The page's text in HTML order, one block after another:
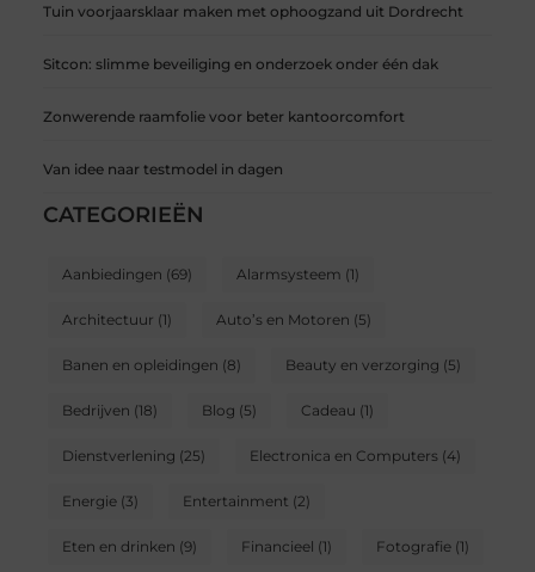
Tuin voorjaarsklaar maken met ophoogzand uit Dordrecht
Sitcon: slimme beveiliging en onderzoek onder één dak
Zonwerende raamfolie voor beter kantoorcomfort
Van idee naar testmodel in dagen
CATEGORIEËN
Aanbiedingen (69) Alarmsysteem (1)
Architectuur (1) Auto’s en Motoren (5)
Banen en opleidingen (8) Beauty en verzorging (5)
Bedrijven (18) Blog (5) Cadeau (1)
Dienstverlening (25) Electronica en Computers(4)
Energie(3) Entertainment (2)
Eten en drinken (9) Financieel (1) Fotografie(1)